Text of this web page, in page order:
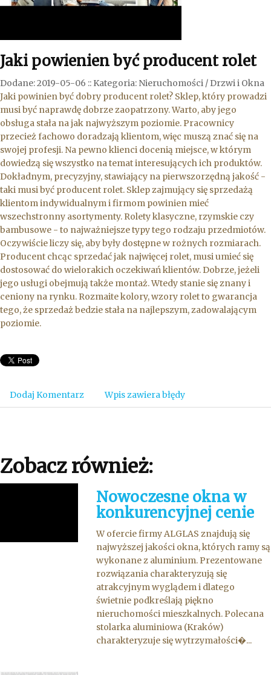
Jaki powienien być producent rolet
Dodane: 2019-05-06 :: Kategoria: Nieruchomości / Drzwi i Okna
Jaki powinien być dobry producent rolet? Sklep, który prowadzi
musi być naprawdę dobrze zaopatrzony. Warto, aby jego
obsługa stała na jak najwyższym poziomie. Pracownicy
przecież fachowo doradzają klientom, więc muszą znać się na
swojej profesji. Na pewno klienci docenią miejsce, w którym
dowiedzą się wszystko na temat interesujących ich produktów.
Dokładnym, precyzyjny, stawiający na pierwszorzędną jakość -
taki musi być producent rolet. Sklep zajmujący się sprzedażą
klientom indywidualnym i firmom powinien mieć
wszechstronny asortymenty. Rolety klasyczne, rzymskie czy
bambusowe - to najważniejsze typy tego rodzaju przedmiotów.
Oczywiście liczy się, aby były dostępne w rożnych rozmiarach.
Producent chcąc sprzedać jak najwięcej rolet, musi umieć się
dostosować do wielorakich oczekiwań klientów. Dobrze, jeżeli
jego usługi obejmują także montaż. Wtedy stanie się znany i
ceniony na rynku. Rozmaite kolory, wzory rolet to gwarancja
tego, że sprzedaż bedzie stała na najlepszym, zadowalającym
poziomie.
Dodaj Komentarz Wpis zawiera błędy
Zobacz również:
Nowoczesne okna w
konkurencyjnej cenie
W ofercie firmy ALGLAS znajdują się
najwyższej jakości okna, których ramy są
wykonane z aluminium. Prezentowane
rozwiązania charakteryzują się
atrakcyjnym wyglądem i dlatego
świetnie podkreślają piękno
nieruchomości mieszkalnych. Polecana
stolarka aluminiowa (Kraków)
charakteryzuje się wytrzymałości�...